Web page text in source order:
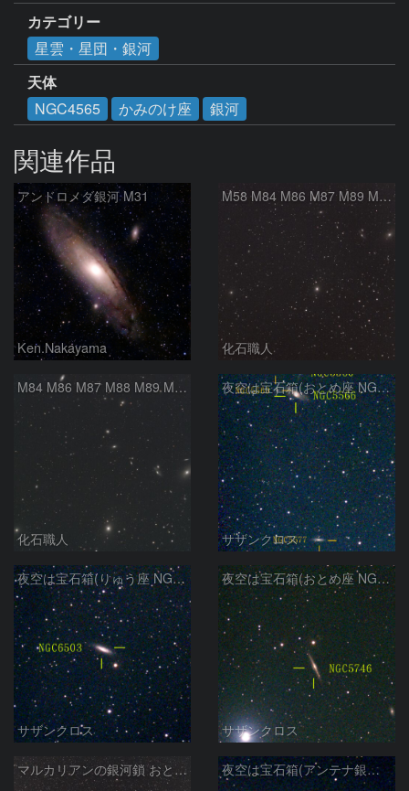
カテゴリー
星雲・星団・銀河
天体
NGC4565
かみのけ座 銀河
関連作品
アンドロメダ銀河 M31
Ken.Nakayama
M58 M84 M86 M87 M89 M90 マルカリアンの銀河鎖 おとめ座 かみのけ座
化石職人
M84 M86 M87 M88 M89 M90 M91 マルカリアンの銀河鎖 おとめ座 かみのけ座
化石職人
夜空は宝石箱(おとめ座 NGC5566) Seestar50
サザンクロス
夜空は宝石箱(りゅう座 NGC6503) Seestar50
サザンクロス
夜空は宝石箱(おとめ座 NGC5746) Seestar50
サザンクロス
マルカリアンの銀河鎖 おとめ座・ かみのけ座の銀河 夜空は宝石箱(アンテナ銀河 NGC4038) Seestar50